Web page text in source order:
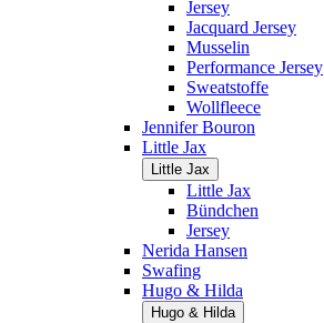
Jersey
Jacquard Jersey
Musselin
Performance Jersey
Sweatstoffe
Wollfleece
Jennifer Bouron
Little Jax
Little Jax
Little Jax
Bündchen
Jersey
Nerida Hansen
Swafing
Hugo & Hilda
Hugo & Hilda